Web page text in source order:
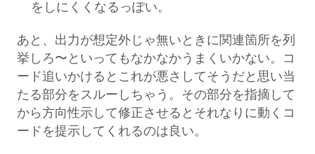
をしにくくなるっぽい。
あと、出力が想定外じゃ無いときに関連箇所を列
挙しろ〜といってもなかなかうまくいかない。コ
ード追いかけるとこれが悪さしてそうだと思い当
たる部分をスルーしちゃう。その部分を指摘して
から方向性示して修正させるとそれなりに動くコ
ードを提示してくれるのは良い。